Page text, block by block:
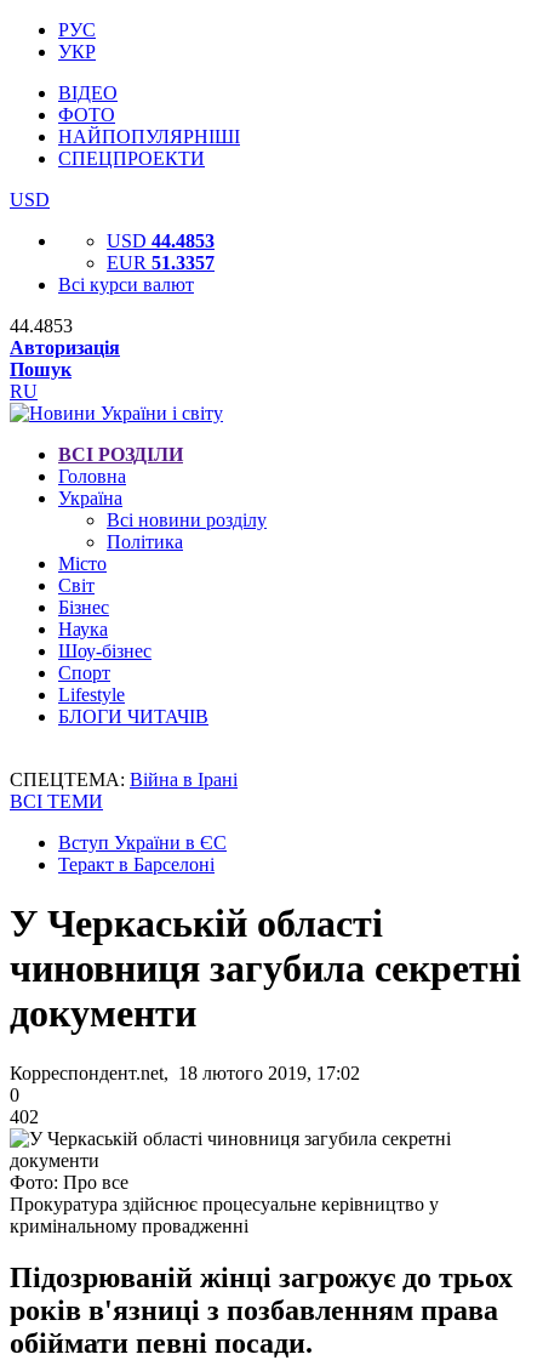
РУС
УКР
ВІДЕО
ФОТО
НАЙПОПУЛЯРНІШІ
СПЕЦПРОЕКТИ
USD
USD 44.4853
EUR 51.3357
Всі курси валют
44.4853
Авторизація
Пошук
RU
ВСІ РОЗДІЛИ
Головна
Україна
Всі новини розділу
Політика
Місто
Світ
Бізнес
Наука
Шоу-бізнес
Спорт
Lifestyle
БЛОГИ ЧИТАЧІВ
СПЕЦТЕМА: Війна в Ірані
ВСІ ТЕМИ
Вступ України в ЄС
Теракт в Барселоні
У Черкаській області
чиновниця загубила секретні
документи
Корреспондент.net, 18 лютого 2019, 17:02
0
402
Фото: Про все
Прокуратура здійснює процесуальне керівництво у
кримінальному провадженні
Підозрюваній жінці загрожує до трьох
років в'язниці з позбавленням права
обіймати певні посади.